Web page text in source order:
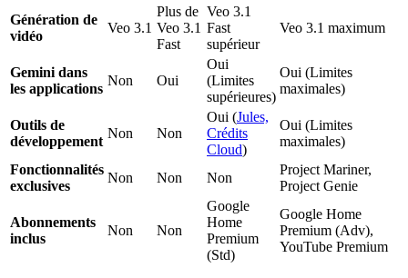
Génération de
vidéo
Veo 3.1
Plus de
Veo 3.1
Fast
Veo 3.1
Fast
supérieur
Veo 3.1 maximum
Gemini dans
les applications
Non Oui
Oui
(Limites
supérieures)
Oui (Limites
maximales)
Outils de
développement
Non Non
Oui (Jules,
Crédits
Cloud)
Oui (Limites
maximales)
Fonctionnalités
exclusives
Non Non Non
Project Mariner,
Project Genie
Abonnements
inclus
Non Non
Google
Home
Premium
(Std)
Google Home
Premium (Adv),
YouTube Premium